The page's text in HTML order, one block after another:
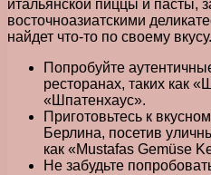
итальянской пиццы и пасты,
восточноазиатскими
найдет что-то по своему вкусу.
Попробуйте
ресторанах, таких как
«Шпатенхаус».
Приготовьтесь к
Берлина, посетив
как «Mustafas Gemüse
Не забудьте